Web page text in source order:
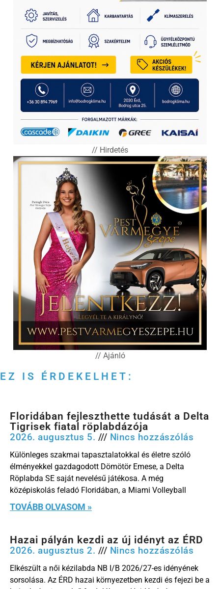
// Hirdetés
// Ajánló
EZ IS ÉRDEKELHET:
Floridában fejleszthette tudását a Delta
Tigrisek fiatal röplabdázója
2026. augusztus 5. Nincs hozzászólás
Különleges szakmai tapasztalatokkal és életre szóló
élményekkel gazdagodott Dömötör Emese, a Delta
Röplabda SE saját nevelésű játékosa. A még
középiskolás feladó Floridában, a Miami Volleyball
TOVÁBB OLVASOM »
Hazai pályán kezdi az új idényt az ÉRD
2026. augusztus 2. Nincs hozzászólás
Elkészült a női kézilabda NB I/B 2026/27-es idényének
sorsolása. Az ÉRD hazai környezetben kezdi és fejezi be a